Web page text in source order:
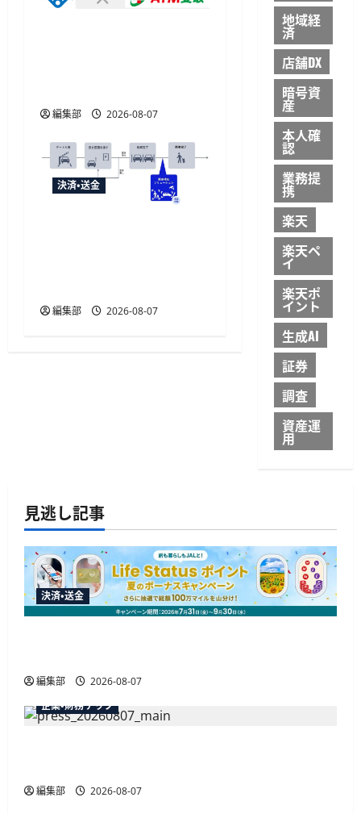
編集部 2026-08-07
決済・送金
編集部 2026-08-07
地域経
済
店舗DX
暗号資
産
本人確
認
業務提
携
楽天
楽天ペ
イ
楽天ポ
イント
生成AI
証券
調査
資産運
用
見逃し記事
決済・送金
編集部
2026-08-07
企業・財務テック
編集部 2026-08-07
広告